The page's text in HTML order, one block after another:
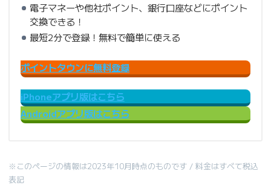
電子マネーや他社ポイント、銀行口座などにポイント
交換できる！
最短2分で登録！無料で簡単に使える
ポイントタウンに無料登録
iPhoneアプリ版はこちら
Androidアプリ版はこちら
※このページの情報は2023年10月時点のものです / 料金はすべて税込
表記